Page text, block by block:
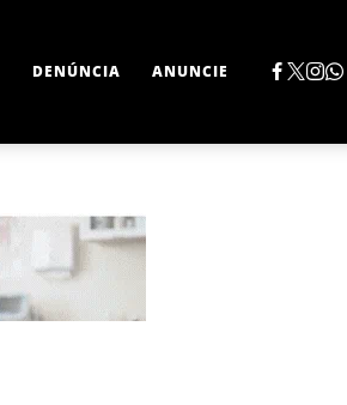
DENÚNCIA ANUNCIE